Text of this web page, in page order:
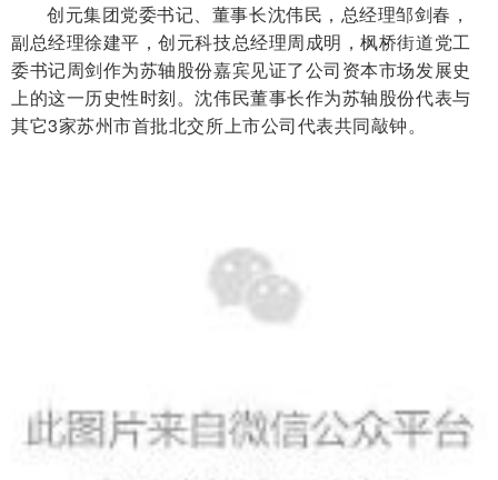
创元集团党委书记、董事长沈伟民，总经理邹剑春，
副总经理徐建平，创元科技总经理周成明，枫桥街道党工
委书记周剑作为苏轴股份嘉宾见证了公司资本市场发展史
上的这一历史性时刻。沈伟民董事长作为苏轴股份代表与
其它3家苏州市首批北交所上市公司代表共同敲钟。